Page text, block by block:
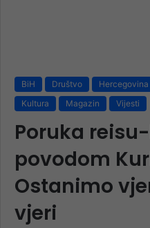
BiH Društvo Hercegovina
Kultura
Magazin Vijesti
Poruka
povodom
Ostanimo
vjeri